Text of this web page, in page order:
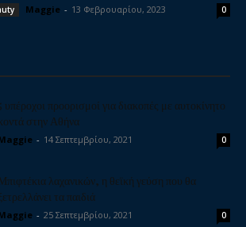
Maggie - 13 Φεβρουαρίου, 2023 0
υπέροχοι προορισμοί για διακοπές με αυτοκίνητο
στην Αθήνα
- 14 Σεπτεμβρίου, 2021 0
λαχανικών, η θεϊκή γεύση που θα
τα παιδιά
- 25 Σεπτεμβρίου, 2021 0